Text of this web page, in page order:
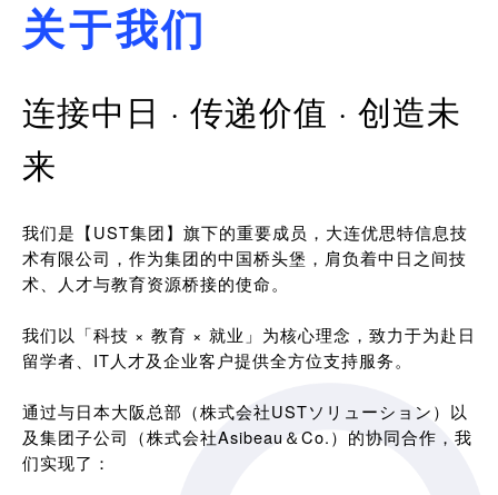
关于我们
连接中日 · 传递价值 · 创造未
来
我们是【UST集团】旗下的重要成员，大连优思特信息技
术有限公司，作为集团的中国桥头堡，肩负着中日之间技
术、人才与教育资源桥接的使命。
我们以「科技 × 教育 × 就业」为核心理念，致力于为赴日
留学者、IT人才及企业客户提供全方位支持服务。
通过与日本大阪总部（株式会社USTソリューション）以
及集团子公司（株式会社Asibeau＆Co.）的协同合作，我
们实现了：